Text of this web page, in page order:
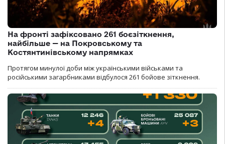
На фронті зафіксовано 261 боєзіткнення,
найбільше — на Покровському та
Костянтинівському напрямках
Протягом минулої доби між українськими військами та
російськими загарбниками відбулося 261 бойове зіткнення.